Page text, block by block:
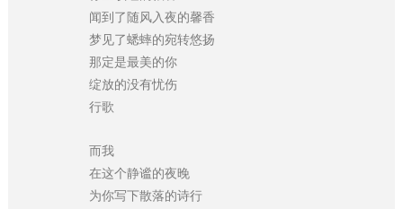
闻到了随风入夜的馨香
梦见了蟋蟀的宛转悠扬
那定是最美的你
绽放的没有忧伤
行歌
而我
在这个静谧的夜晚
为你写下散落的诗行